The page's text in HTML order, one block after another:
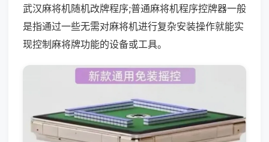
武汉麻将机随机改牌程序;普通麻将机程序控牌器一般
是指通过一些无需对麻将机进行复杂安装操作就能实
现控制麻将牌功能的设备或工具。